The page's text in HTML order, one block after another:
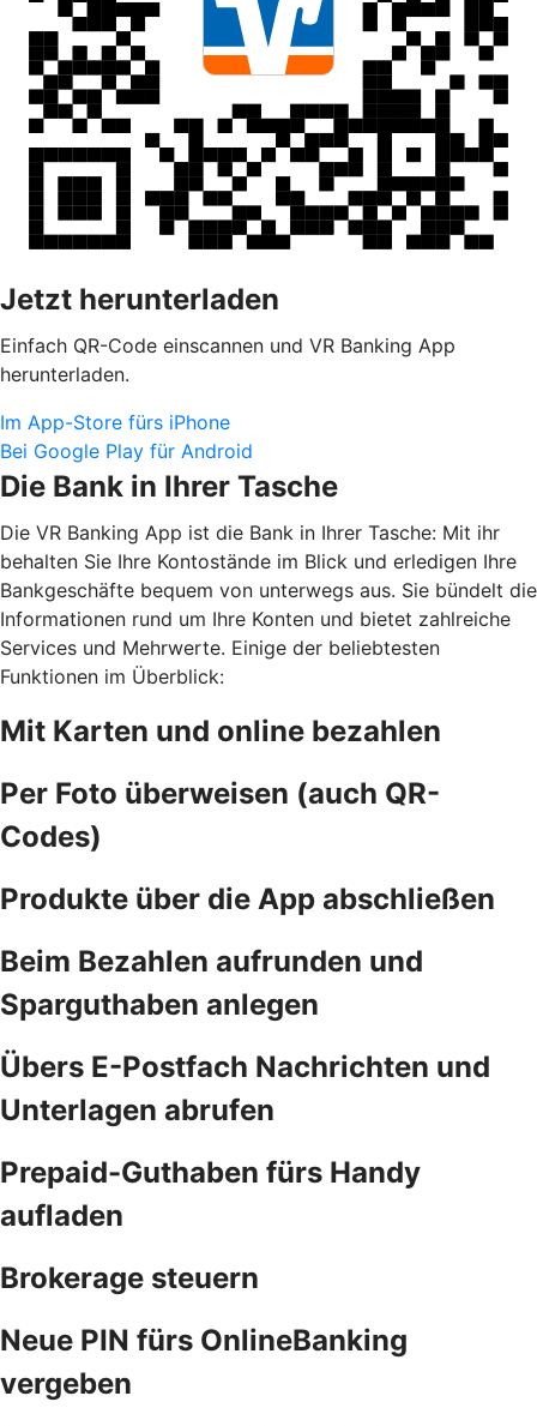
Jetzt herunterladen
Einfach QR-Code einscannen und VR Banking App
herunterladen.
Im App-Store fürs iPhone
Bei Google Play für Android
Die Bank in Ihrer Tasche
Die VR Banking App ist die Bank in Ihrer Tasche: Mit ihr
behalten Sie Ihre Kontostände im Blick und erledigen Ihre
Bankgeschäfte bequem von unterwegs aus. Sie bündelt die
Informationen rund um Ihre Konten und bietet zahlreiche
Services und Mehrwerte. Einige der beliebtesten
Funktionen im Überblick:
Mit Karten und online bezahlen
Per Foto überweisen (auch QR-
Codes)
Produkte über die App abschließen
Beim Bezahlen aufrunden und
Sparguthaben anlegen
Übers E-Postfach Nachrichten und
Unterlagen abrufen
Prepaid-Guthaben fürs Handy
aufladen
Brokerage steuern
Neue PIN fürs OnlineBanking
vergeben